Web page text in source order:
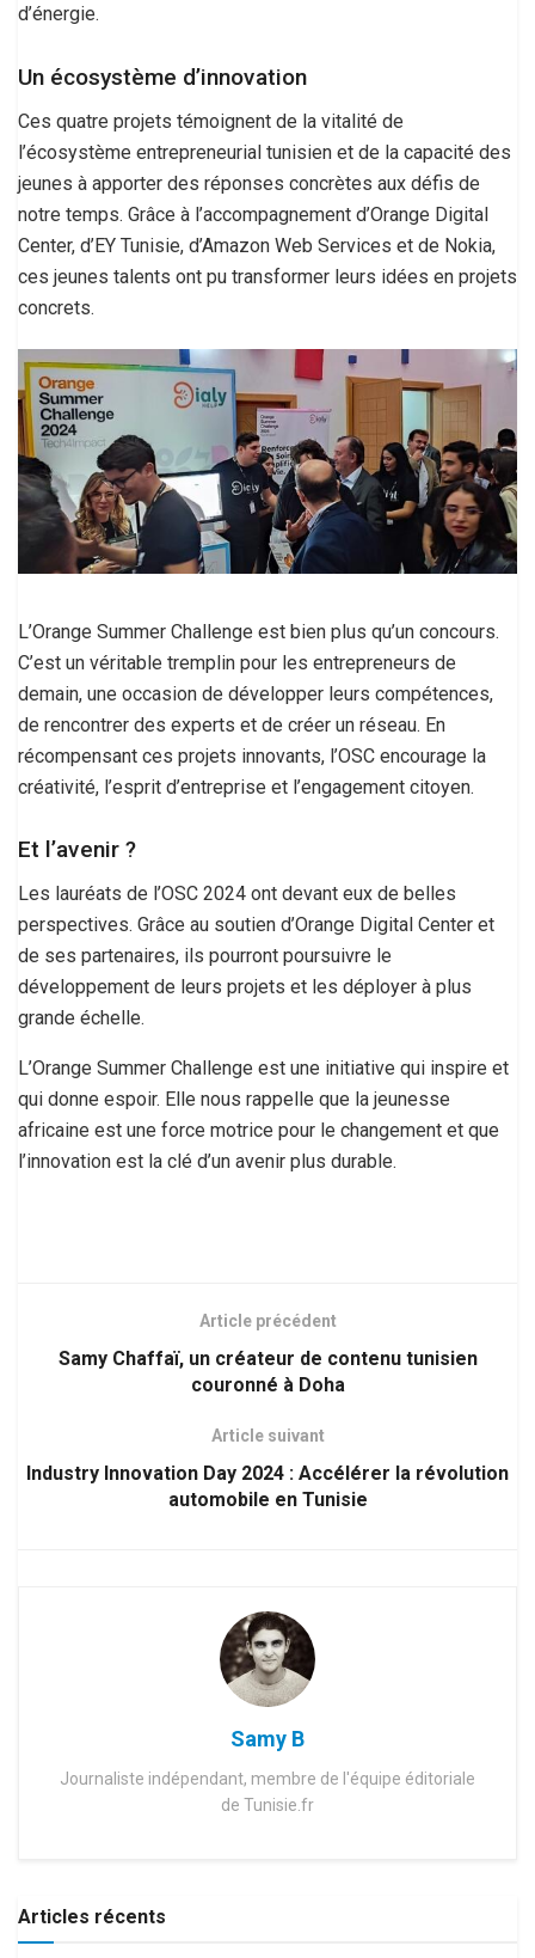
d’énergie.
Un écosystème d’innovation
Ces quatre projets témoignent de la vitalité de
l’écosystème entrepreneurial tunisien et de la capacité des
jeunes à apporter des réponses concrètes aux défis de
notre temps. Grâce à l’accompagnement d’Orange Digital
Center, d’EY Tunisie, d’Amazon Web Services et de Nokia,
ces jeunes talents ont pu transformer leurs idées en projets
concrets.
L’Orange Summer Challenge est bien plus qu’un concours.
C’est un véritable tremplin pour les entrepreneurs de
demain, une occasion de développer leurs compétences,
de rencontrer des experts et de créer un réseau. En
récompensant ces projets innovants, l’OSC encourage la
créativité, l’esprit d’entreprise et l’engagement citoyen.
Et l’avenir ?
Les lauréats de l’OSC 2024 ont devant eux de belles
perspectives. Grâce au soutien d’Orange Digital Center et
de ses partenaires, ils pourront poursuivre le
développement de leurs projets et les déployer à plus
grande échelle.
L’Orange Summer Challenge est une initiative qui inspire et
qui donne espoir. Elle nous rappelle que la jeunesse
africaine est une force motrice pour le changement et que
l’innovation est la clé d’un avenir plus durable.
Article précédent
Samy Chaffaï, un créateur de contenu tunisien
couronné à Doha
Article suivant
Industry Innovation Day 2024 : Accélérer la révolution
automobile en Tunisie
Samy B
Journaliste indépendant, membre de l'équipe éditoriale
de Tunisie.fr
Articles récents